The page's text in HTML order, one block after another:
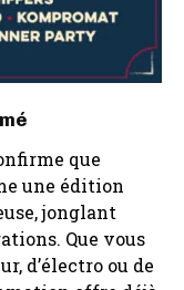
que
une édition
jonglant
Que vous
d’électro ou de